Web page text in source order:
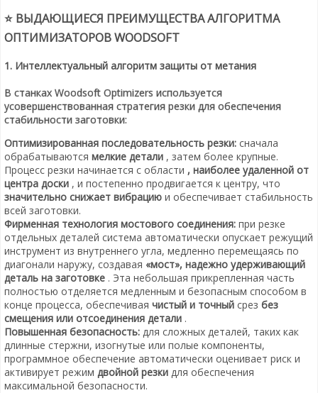
⭐ ВЫДАЮЩИЕСЯ ПРЕИМУЩЕСТВА АЛГОРИТМА
ОПТИМИЗАТОРОВ WOODSOFT
1. Интеллектуальный алгоритм защиты от метания
В станках Woodsoft Optimizers используется
усовершенствованная стратегия резки для обеспечения
стабильности заготовки:
Оптимизированная последовательность резки: сначала
обрабатываются мелкие детали , затем более крупные.
Процесс резки начинается с области , наиболее удаленной от
центра доски , и постепенно продвигается к центру, что
значительно снижает вибрацию и обеспечивает стабильность
всей заготовки.
Фирменная технология мостового соединения: при резке
отдельных деталей система автоматически опускает режущий
инструмент из внутреннего угла, медленно перемещаясь по
диагонали наружу, создавая «мост», надежно удерживающий
деталь на заготовке . Эта небольшая прикрепленная часть
полностью отделяется медленным и безопасным способом в
конце процесса, обеспечивая чистый и точный срез без
смещения или отсоединения детали .
Повышенная безопасность: для сложных деталей, таких как
длинные стержни, изогнутые или полые компоненты,
программное обеспечение автоматически оценивает риск и
активирует режим двойной резки для обеспечения
максимальной безопасности.